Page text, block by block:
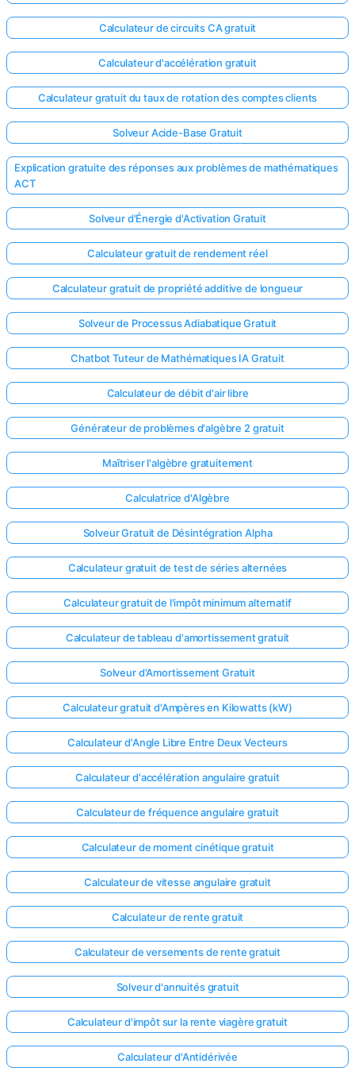
Calculateur de circuits CA gratuit
Calculateur d'accélération gratuit
Calculateur gratuit du taux de rotation des comptes clients
Solveur Acide-Base Gratuit
Explication gratuite des réponses aux problèmes de mathématiques
ACT
Solveur d'Énergie d'Activation Gratuit
Calculateur gratuit de rendement réel
Calculateur gratuit de propriété additive de longueur
Solveur de Processus Adiabatique Gratuit
Chatbot Tuteur de Mathématiques IA Gratuit
Calculateur de débit d'air libre
Générateur de problèmes d'algèbre 2 gratuit
Maîtriser l'algèbre gratuitement
Calculatrice d'Algèbre
Solveur Gratuit de Désintégration Alpha
Calculateur gratuit de test de séries alternées
Calculateur gratuit de l'impôt minimum alternatif
Calculateur de tableau d'amortissement gratuit
Solveur d'Amortissement Gratuit
Calculateur gratuit d'Ampères en Kilowatts (kW)
Calculateur d'Angle Libre Entre Deux Vecteurs
Calculateur d'accélération angulaire gratuit
Calculateur de fréquence angulaire gratuit
Calculateur de moment cinétique gratuit
Calculateur de vitesse angulaire gratuit
Calculateur de rente gratuit
Calculateur de versements de rente gratuit
Solveur d'annuités gratuit
Calculateur d'impôt sur la rente viagère gratuit
Calculateur d'Antidérivée